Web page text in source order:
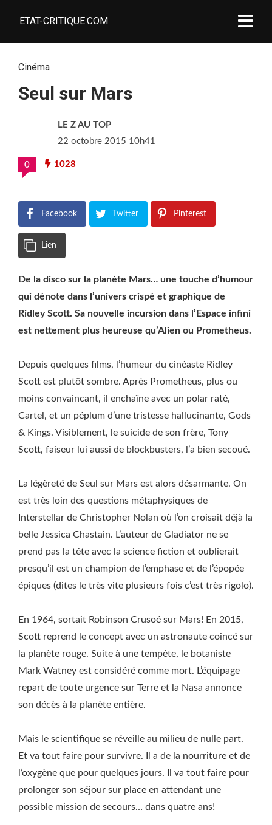
ETAT-CRITIQUE.COM
Cinéma
Seul sur Mars
LE Z AU TOP
22 octobre 2015 10h41
0 1028
Facebook Twitter Pinterest
Lien
De la disco sur la planète Mars… une touche d’humour
qui dénote dans l’univers crispé et graphique de
Ridley Scott. Sa nouvelle incursion dans l’Espace infini
est nettement plus heureuse qu’Alien ou Prometheus.
Depuis quelques films, l’humeur du cinéaste Ridley
Scott est plutôt sombre. Après Prometheus, plus ou
moins convaincant, il enchaîne avec un polar raté,
Cartel, et un péplum d’une tristesse hallucinante, Gods
& Kings. Visiblement, le suicide de son frère, Tony
Scott, faiseur lui aussi de blockbusters, l’a bien secoué.
La légèreté de Seul sur Mars est alors désarmante. On
est très loin des questions métaphysiques de
Interstellar de Christopher Nolan où l’on croisait déjà la
belle Jessica Chastain. L’auteur de Gladiator ne se
prend pas la tête avec la science fiction et oublierait
presqu’il est un champion de l’emphase et de l’épopée
épiques (dites le très vite plusieurs fois c’est très rigolo).
En 1964, sortait Robinson Crusoé sur Mars! En 2015,
Scott reprend le concept avec un astronaute coincé sur
la planète rouge. Suite à une tempête, le botaniste
Mark Watney est considéré comme mort. L’équipage
repart de toute urgence sur Terre et la Nasa annonce
son décès à la planète entière.
Mais le scientifique se réveille au milieu de nulle part.
Et va tout faire pour survivre. Il a de la nourriture et de
l’oxygène que pour quelques jours. Il va tout faire pour
prolonger son séjour sur place en attendant une
possible mission de secours… dans quatre ans!